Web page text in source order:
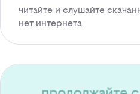
читайте и слушайте
нет интернета